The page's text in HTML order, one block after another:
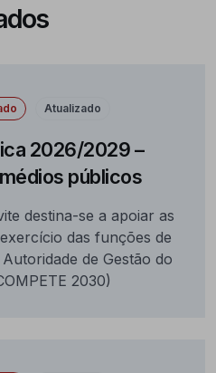
Atualizado
2026/2029 –
públicos
destina-se a apoiar as
das funções de
de Gestão do
2030)